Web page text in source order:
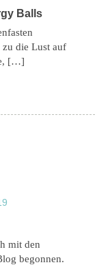
Balls
die Lust auf
[…]
mit den
begonnen.